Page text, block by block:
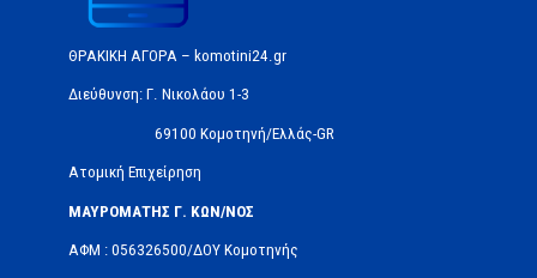
ΘΡΑΚΙΚΗ ΑΓΟΡΑ – komotini24.gr
Διεύθυνση: Γ. Νικολάου 1-3
69100 Κομοτηνή/Ελλάς-GR
Ατομική Επιχείρηση
ΜΑΥΡΟΜΑΤΗΣ Γ. ΚΩΝ/ΝΟΣ
ΑΦΜ : 056326500/ΔOΥ Κομοτηνής